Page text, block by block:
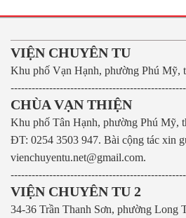
VIỆN CHUYÊN TU
Khu phố Vạn Hạnh, phường Phú Mỹ,
CHÙA VẠN THIỆN
Khu phố Tân Hạnh, phường Phú Mỹ,
ĐT: 0254 3503 947. Bài cộng tác xin
vienchuyentu.net@gmail.com.
VIỆN CHUYÊN TU 2
34-36 Trần Thanh Sơn, phường Long